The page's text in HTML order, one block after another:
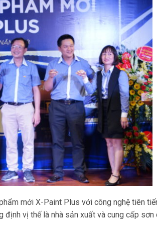
mới X-Paint Plus với công nghệ tiên
vị thế là nhà sản xuất và cung cấp sơn